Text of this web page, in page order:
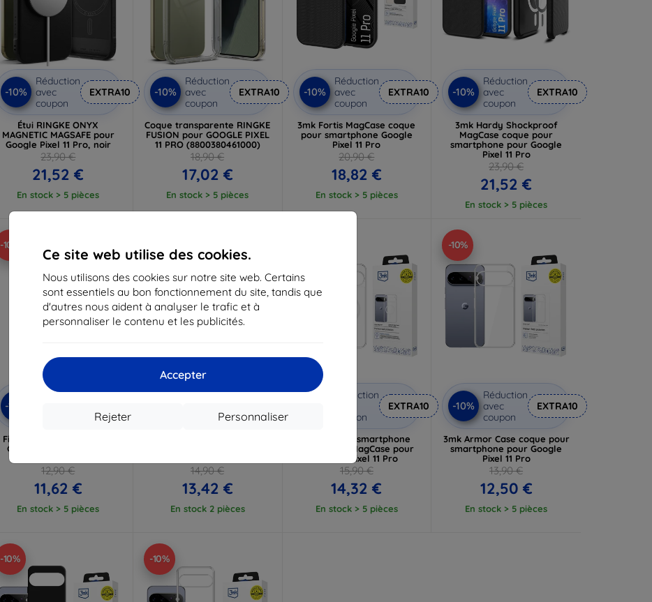
Ce site web utilise des cookies.
Nous utilisons des cookies sur notre site web. Certains
sont essentiels au bon fonctionnement du site, tandis que
d'autres nous aident à analyser le trafic et à
personnaliser le contenu et les publicités.
Accepter
Personnaliser
Rejeter
-10%
Réduction
avec
coupon
EXTRA10
Étui RINGKE ONYX
MAGNETIC MAGSAFE pour
Google Pixel 11 Pro, noir
23,90 €
21,52 €
En stock > 5 pièces
-10%
Réduction
avec
coupon
EXTRA10
Coque transparente RINGKE
FUSION pour GOOGLE PIXEL
11 PRO (8800380461000)
18,90 €
17,02 €
En stock > 5 pièces
-10%
Réduction
avec
coupon
EXTRA10
3mk Fortis MagCase coque
pour smartphone Google
Pixel 11 Pro
20,90 €
18,82 €
En stock > 5 pièces
-10%
Réduction
avec
coupon
EXTRA10
3mk Hardy Shockproof
MagCase coque pour
smartphone pour Google
Pixel 11 Pro
23,90 €
21,52 €
En stock > 5 pièces
-10%
-10%
Réduction
Field Notes Tactical pour
Google Pixel 11 Pro noir
12,90 €
11,62 €
En stock > 5 pièces
Réduction
14,90 €
13,42 €
En stock 2 pièces
Réduction
coupon
EXTRA10
Coque pour smartphone
3mk Armor MagCase pour
Google Pixel 11 Pro
15,90 €
14,32 €
En stock > 5 pièces
-10%
-10%
Réduction
avec
coupon
EXTRA10
3mk Armor Case coque pour
smartphone pour Google
Pixel 11 Pro
13,90 €
12,50 €
En stock > 5 pièces
-10% -10%